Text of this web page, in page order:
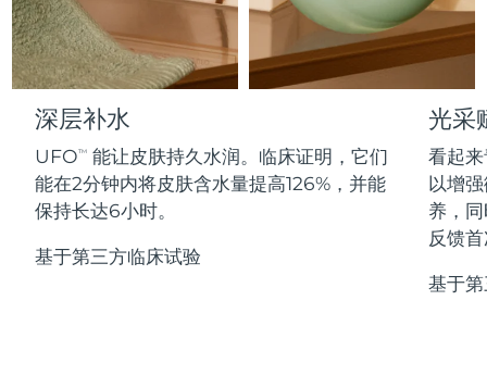
深层补水
UFOTM
能让皮肤持久水润。临床证明，它们
能在2分钟内将皮肤含水量提高126%，并能
保持长达6小时。
基于第三方临床试验
光采
看起
以增
养，
反馈
基于
PEACH™ 2 go
Travel-friendly IPL hair removal
PEACH™ Cooling Prep Gel
Cooling IPL hair removal gel
SUPERCHARGED™ serum
Firming body serum
ESPADA™ 2
Acne treatment device
ESPADA™ Blemish Solution
Concentrated acne gel
ESPADA™ 设备
IRIS™ 2
Rejuvenating eye massager
眼部护肤
Advanced eye care treatment
眼部护理设备
毛孔护理
KIWI™ derma
KIWI™
Blackhead remover
LUNA™ 4 hair
2-in-1 LED scalp massager
FLIP™ play advanced
LED light hairbrush
牙齿美白
NEW
issa™ Teeth Whitening Set
Dual LED + sonic device & 18% PAP gel
更多的
中国香港特别行政区 预计送达日期8/9/26
匈牙利 预计送达日期8/8/26
冰岛 8/9/26
印度尼西亚 预计送达日期 8/6/26
爱尔兰 8/8/26
马恩岛